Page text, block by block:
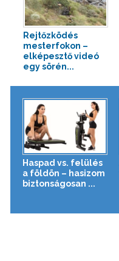
Rejtőzködés
mesterfokon –
elképesztő videó
egy sörén...
Haspad vs. felülés
a földön – hasizom
biztonságosan ...